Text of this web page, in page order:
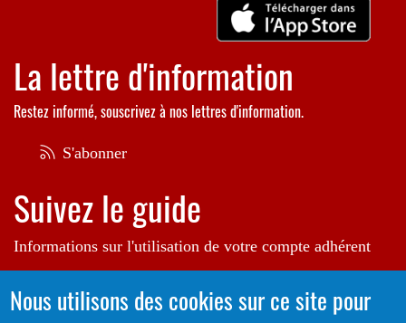
La lettre d'information
Restez informé, souscrivez à nos lettres d'information.
S'abonner
Suivez le guide
Informations sur l'utilisation de votre compte adhérent
Voir le guide
Nous utilisons des cookies sur ce site pour